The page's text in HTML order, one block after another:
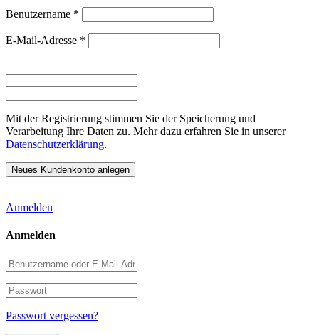
Benutzername *
E-Mail-Adresse *
Mit der Registrierung stimmen Sie der Speicherung und
Verarbeitung Ihre Daten zu. Mehr dazu erfahren Sie in unserer
Datenschutzerklärung.
Anmelden
Anmelden
Benutzername
oder
E-
Mail-
Adresse
Passwort
Passwort vergessen?